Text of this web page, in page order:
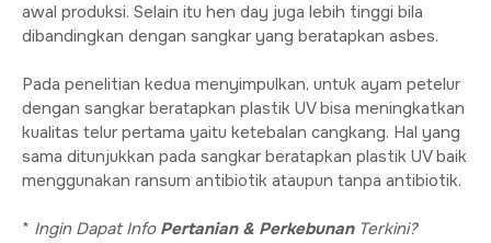
awal produksi. Selain itu hen day juga lebih tinggi bila
dibandingkan dengan sangkar yang beratapkan asbes.
Pada penelitian kedua menyimpulkan, untuk ayam petelur
dengan sangkar beratapkan plastik UV bisa meningkatkan
kualitas telur pertama yaitu ketebalan cangkang. Hal yang
sama ditunjukkan pada sangkar beratapkan plastik UV baik
menggunakan ransum antibiotik ataupun tanpa antibiotik.
* Ingin Dapat Info Pertanian & Perkebunan Terkini?